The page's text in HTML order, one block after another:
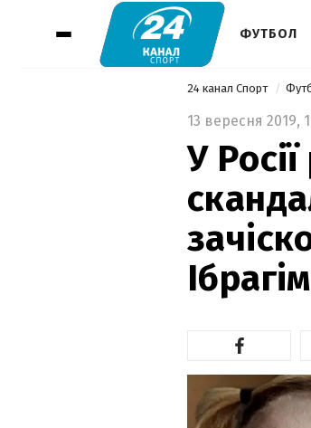
ФУТБОЛ
24 канал Спорт
13 вересня 2019,
У